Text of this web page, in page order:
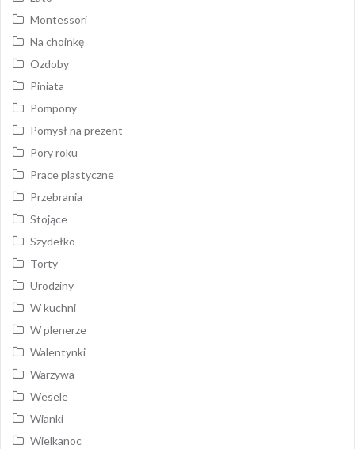
Montessori
Na choinkę
Ozdoby
Piniata
Pompony
Pomysł na prezent
Pory roku
Prace plastyczne
Przebrania
Stojące
Szydełko
Torty
Urodziny
W kuchni
W plenerze
Walentynki
Warzywa
Wesele
Wianki
Wielkanoc